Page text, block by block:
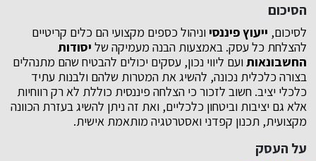
הסיכום
לסיכום, ייעוץ פיננסיוניהול כספים מקצועי הם כלים קריטיים
להצלחת כל עסק. באמצעות הבנה מעמיקה של יסודות
החשבונאותועם ליווי נכון, עסקים יכולים להבטיח שהם מתנהלים
בצורה כלכלית נכונה, להשיג את המטרות שלהם ולבנות עתיד
כלכלי יציב. חשוב לזכור כי הצלחה פיננסית כוללת לא רק רווחיות
אלא גם יציבות וביטחון כלכליים, ואת זה ניתן להשיג בעזרת הכוונה
מקצועית, תכנון קפדני ואסטרטגיה מותאמת אישית.
על העסק